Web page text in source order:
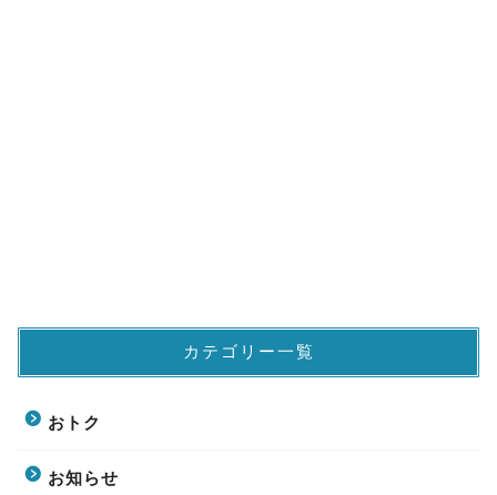
カテゴリー一覧
おトク
お知らせ